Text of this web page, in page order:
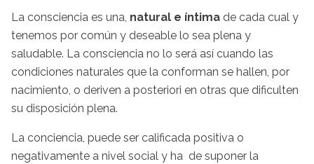
La consciencia es una, natural e íntima de cada cual y
tenemos por común y deseable lo sea plena y
saludable. La consciencia no lo será así cuando las
condiciones naturales que la conforman se hallen, por
nacimiento, o deriven a posteriori en otras que dificulten
su disposición plena.
La conciencia, puede ser calificada positiva o
negativamente a nivel social y ha de suponer la